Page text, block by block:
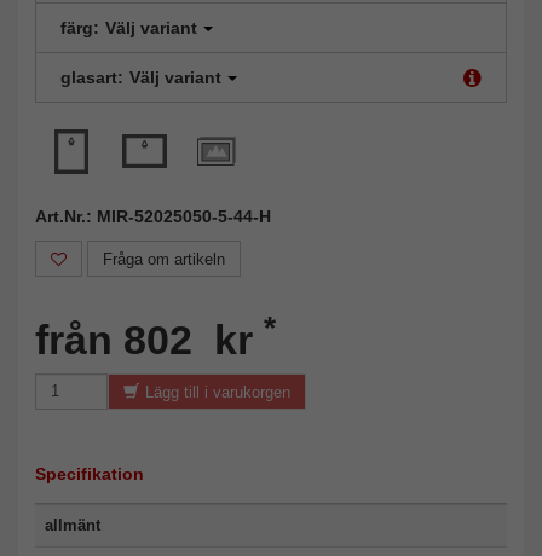
färg: Välj variant
glasart: Välj variant
Art.Nr.: MIR-52025050-5-44-H
Fråga om artikeln
från 802 kr *
Lägg till i varukorgen
Specifikation
allmänt